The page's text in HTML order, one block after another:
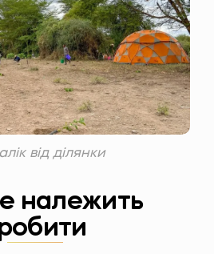
від ділянки
належить